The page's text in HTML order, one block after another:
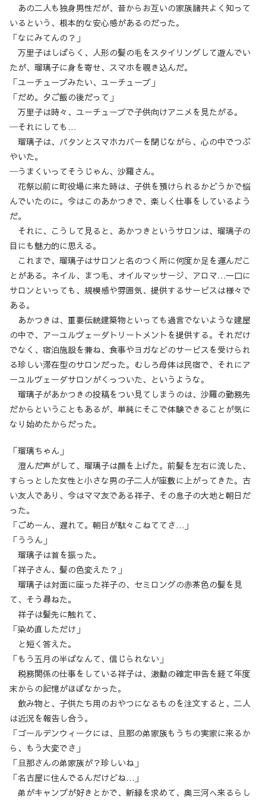
あの二人も独身男性だが、昔からお互いの家族諸共よく知って
いるという、根本的な安心感があるのだった。
「なにみてんの？」
万里子はしばらく、人形の髪の毛をスタイリングして遊んでい
たが、瑠璃子に身を寄せ、スマホを覗き込んだ。
「ユーチューブみたい、ユーチューブ」
「だめ。夕ご飯の後だって」
万里子は時々、ユーチューブで子供向けアニメを見たがる。
─それにしても…
瑠璃子は、パタンとスマホカバーを閉じながら、心の中でつぶ
やいた。
─うまくいってそうじゃん、沙羅さん。
花祭以前に町役場に来た時は、子供を預けられるかどうかで悩
んでいたのに。今はこのあかつきで、楽しく仕事をしているよう
だ。
それに、こうして見ると、あかつきというサロンは、瑠璃子の
目にも魅力的に思える。
これまで、瑠璃子はサロンと名のつく所に何度か足を運んだこ
とがある。ネイル、まつ毛、オイルマッサージ、アロマ…一口に
サロンといっても、規模感や雰囲気、提供するサービスは様々で
ある。
あかつきは、重要伝統建築物といっても過言でないような建屋
の中で、アーユルヴェーダトリートメントを提供する。それだけ
でなく、宿泊施設を兼ね、食事やヨガなどのサービスを受けられ
る珍しい滞在型のサロンだった。むしろ母体は民宿で、それにア
ーユルヴェーダサロンがくっついた、というような。
瑠璃子があかつきの投稿をつい見てしまうのは、沙羅の勤務先
だからということもあるが、単純にそこで体験できることが気に
なり始めたからだった。
「瑠璃ちゃん」
澄んだ声がして、瑠璃子は顔を上げた。前髪を左右に流した、
すらっとした女性と小さな男の子二人が座敷に上がってきた。古
い友人であり、今はママ友である祥子、その息子の大地と朝日だ
った。
「ごめーん、遅れて。朝日が駄々こねててさ…」
「ううん」
瑠璃子は首を振った。
「祥子さん、髪の色変えた？」
瑠璃子は対面に座った祥子の、セミロングの赤茶色の髪を見
て、そう尋ねた。
祥子は髪先に触れて、
「染め直しただけ」
と短く答えた。
「もう五月の半ばなんて、信じられない」
税務関係の仕事をしている祥子は、激動の確定申告を経て年度
末からの記憶がほぼなかった。
飲み物と、子供たち用のおやつになるものを注文すると、二人
は近況を報告し合う。
「ゴールデンウィークには、旦那の弟家族もうちの実家に来るか
ら、もう大変でさ」
「旦那さんの弟家族が？珍しいね」
「名古屋に住んでるんだけどね…」
弟がキャンプが好きとかで、新緑を求めて、奥三河へ来るらし